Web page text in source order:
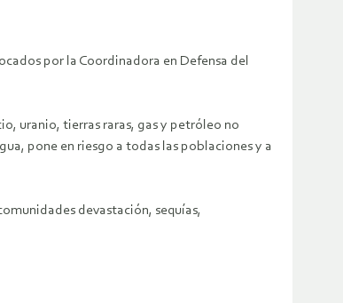
por la Coordinadora en Defensa del
uranio, tierras raras, gas y petróleo no
pone en riesgo a todas las poblaciones y a
devastación, sequías,